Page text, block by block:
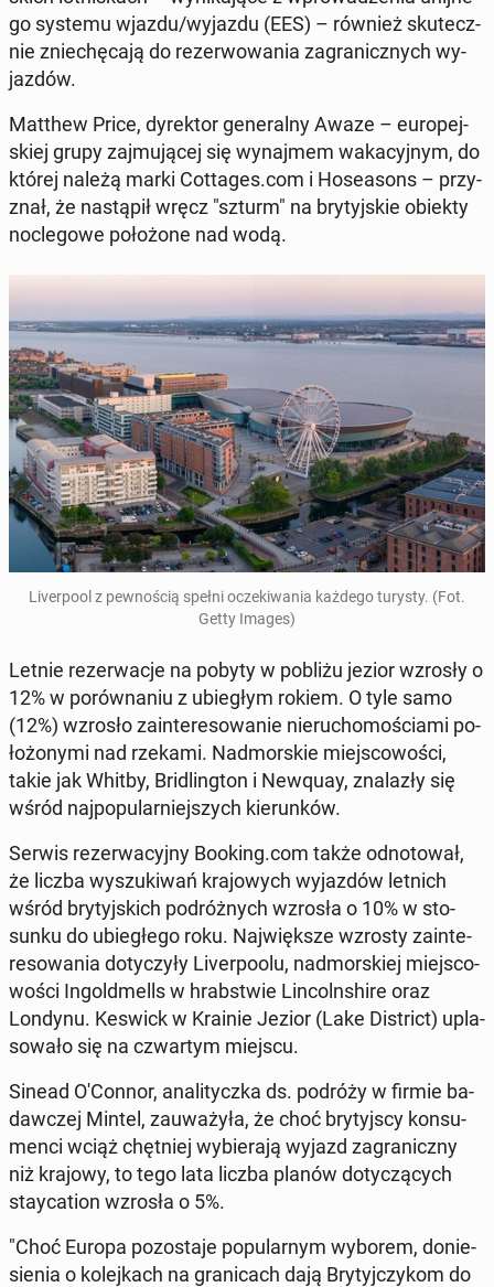
go systemu wjazdu/wyjazdu (EES) – również sku­tecz­
nie znie­chę­ca­ją do re­zer­wo­wa­nia za­gra­nicz­nych wy­
jaz­dów.
Matthew Price, dy­rek­tor ge­ne­ral­ny Awaze – eu­ro­pej­
skiej grupy zaj­mu­ją­cej się wy­naj­mem wa­ka­cyj­nym, do
której należą marki Cot­ta­ges.com i Ho­se­asons – przy­
znał, że na­stą­pił wręcz "szturm" na bry­tyj­skie obiekty
noc­le­go­we po­ło­żo­ne nad wodą.
Li­ver­po­ol z pew­no­ścią spełni ocze­ki­wa­nia każdego turysty. (Fot.
Getty Images)
Letnie re­zer­wa­cje na pobyty w pobliżu jezior wzrosły o
12% w po­rów­na­niu z ubie­głym rokiem. O tyle samo
(12%) wzrosło za­in­te­re­so­wa­nie nie­ru­cho­mo­ścia­mi po­
ło­żo­ny­mi nad rzekami. Nad­mor­skie miej­sco­wo­ści,
takie jak Whitby, Bri­dling­ton i Newquay, zna­la­zły się
wśród naj­po­pu­lar­niej­szych kie­run­ków.
Serwis re­zer­wa­cyj­ny Booking.com także od­no­to­wał,
że liczba wy­szu­ki­wań kra­jo­wych wy­jaz­dów letnich
wśród bry­tyj­skich po­dróż­nych wzrosła o 10% w sto­
sun­ku do ubie­głe­go roku. Naj­więk­sze wzrosty za­in­te­
re­so­wa­nia do­ty­czy­ły Li­ver­po­olu, nad­mor­skiej miej­sco­
wo­ści In­gold­mells w hrab­stwie Lin­coln­shi­re oraz
Londynu. Keswick w Krainie Jezior (Lake Di­strict) upla­
so­wa­ło się na czwar­tym miejscu.
Sinead O'Con­nor, ana­li­tycz­ka ds. podróży w firmie ba­
daw­czej Mintel, za­uwa­ży­ła, że choć bry­tyj­scy kon­su­
men­ci wciąż chęt­niej wy­bie­ra­ją wyjazd za­gra­nicz­ny
niż krajowy, to tego lata liczba planów do­ty­czą­cych
stay­ca­tion wzrosła o 5%.
"Choć Europa po­zo­sta­je po­pu­lar­nym wyborem, do­nie­
sie­nia o ko­lej­kach na gra­ni­cach dają Bry­tyj­czy­kom do